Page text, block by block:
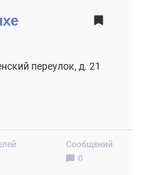
Сообщений
0
переулок, д. 21